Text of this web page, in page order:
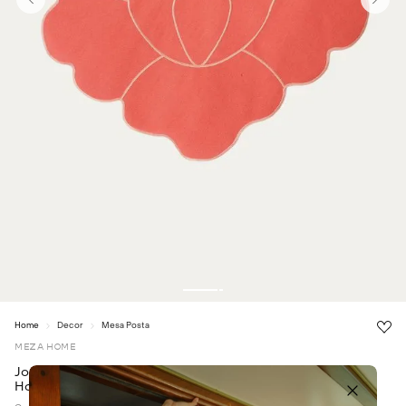
Decor Mesa Posta
MEZA HOME
Jogo Americano Impermeável Formato Flor Coral Meza
Home - ROSE